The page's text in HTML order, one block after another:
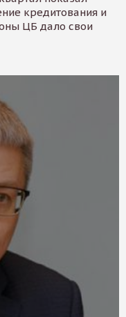
кредитования и
ЦБ дало свои